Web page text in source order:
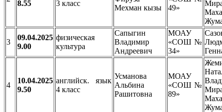
8.55
3 класс
Мехман кызы
49»
3
09.04.2025
9.00
физическая
культура
Сапыгин
Владимир
Андреевич
МОАУ
«СОШ №
34»
4
10.04.2025
9.50
английск. язык
4 класс
Усманова
Альбина
Рашитовна
МОАУ
«СОШ №
89»